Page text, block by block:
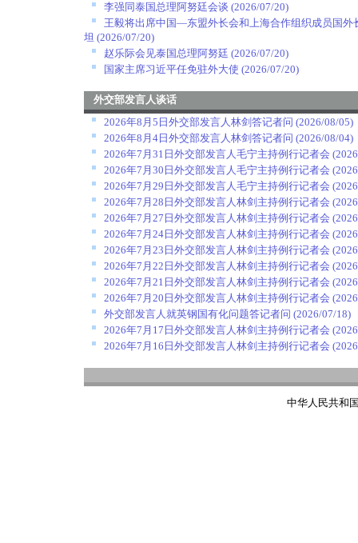
李强同泰国总理阿努廷会谈 (2026/07/20)
王毅将出席中国—东盟外长会和上海合作组织成员国外
坦 (2026/07/20)
赵乐际会见泰国总理阿努廷 (2026/07/20)
国家主席习近平任免驻外大使 (2026/07/20)
外交部发言人谈话
2026年8月5日外交部发言人林剑答记者问 (2026/08/05)
2026年8月4日外交部发言人林剑答记者问 (2026/08/04)
2026年7月31日外交部发言人毛宁主持例行记者会
2026年7月30日外交部发言人毛宁主持例行记者会
2026年7月29日外交部发言人毛宁主持例行记者会
2026年7月28日外交部发言人林剑主持例行记者会
2026年7月27日外交部发言人林剑主持例行记者会
2026年7月24日外交部发言人林剑主持例行记者会
2026年7月23日外交部发言人林剑主持例行记者会
2026年7月22日外交部发言人林剑主持例行记者会
2026年7月21日外交部发言人林剑主持例行记者会
2026年7月20日外交部发言人林剑主持例行记者会
外交部发言人就英钢国有化问题答记者问 (2026/07/18)
2026年7月17日外交部发言人林剑主持例行记者会
2026年7月16日外交部发言人林剑主持例行记者会
中华人民共和